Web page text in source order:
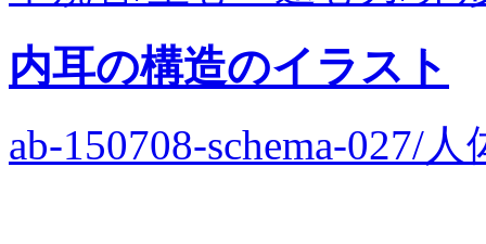
内耳の構造のイラスト
ab-150708-schema-027/